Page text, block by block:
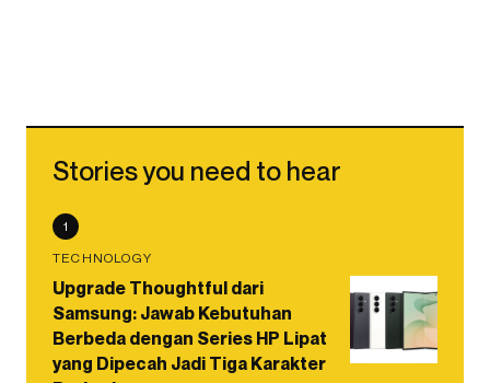
Stories you need to hear
1
TECHNOLOGY
Upgrade Thoughtful dari
Samsung: Jawab Kebutuhan
Berbeda dengan Series HP Lipat
yang Dipecah Jadi Tiga Karakter